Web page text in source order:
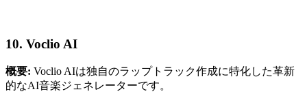
10. Voclio AI
概要: Voclio AIは独自のラップトラック作成に特化した革新
的なAI音楽ジェネレーターです。